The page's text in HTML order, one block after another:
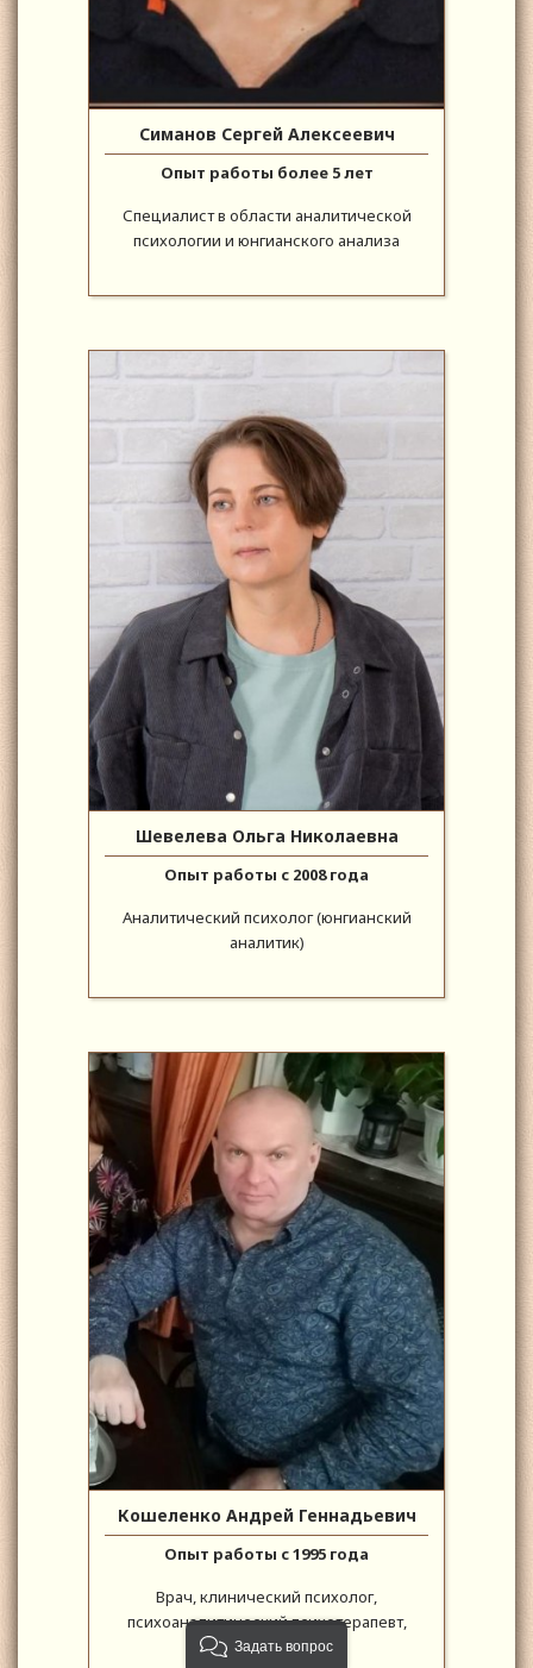
Симанов Сергей Алексеевич
Опыт работы более 5 лет
Специалист в области аналитической
психологии и юнгианского анализа
Шевелева Ольга Николаевна
Опыт работы с 2008 года
Аналитический психолог (юнгианский
аналитик)
Кошеленко Андрей Геннадьевич
Опыт работы с 1995 года
Врач, клинический психолог,
психоаналитический психотерапевт,
психоаналитик
Задать вопрос